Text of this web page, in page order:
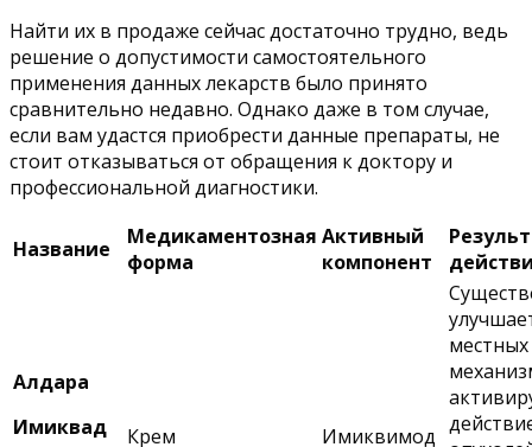
Найти их в продаже сейчас достаточно трудно, ведь
решение о допустимости самостоятельного
применения данных лекарств было принято
сравнительно недавно. Однако даже в том случае,
если вам удастся приобрести данные препараты, не
стоит отказываться от обращения к доктору и
профессиональной диагностики.
Название
Медикаментозная
форма
Активный
компонент
Алдара
Имиквад
Крем Имиквимод